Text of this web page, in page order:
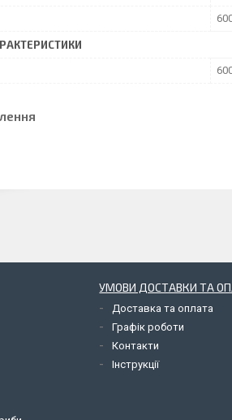
УМОВИ ДОСТАВКИ ТА
Доставка та оплата
Графік роботи
Контакти
Інструкції